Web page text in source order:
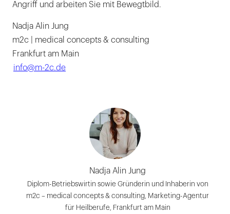
Angriff und arbeiten Sie mit Bewegtbild.
Nadja Alin Jung
m2c | medical concepts & consulting
Frankfurt am Main
info@m-2c.de
Nadja Alin Jung
Diplom-Betriebswirtin sowie Gründerin und Inhaberin von
m2c – medical concepts & consulting, Marketing-Agentur
für Heilberufe, Frankfurt am Main